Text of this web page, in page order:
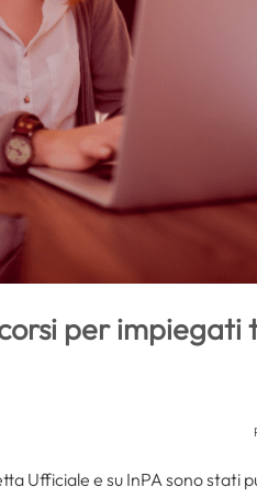
per impiegati
Ufficiale e su InPA sono stati